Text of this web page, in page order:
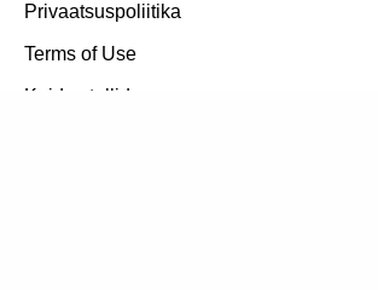
Privaatsuspoliitika
Terms of Use
Kuidas tellida